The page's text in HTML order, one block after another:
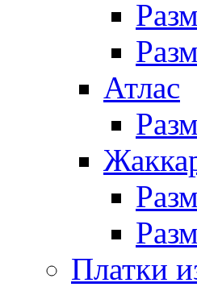
Атлас
Платки